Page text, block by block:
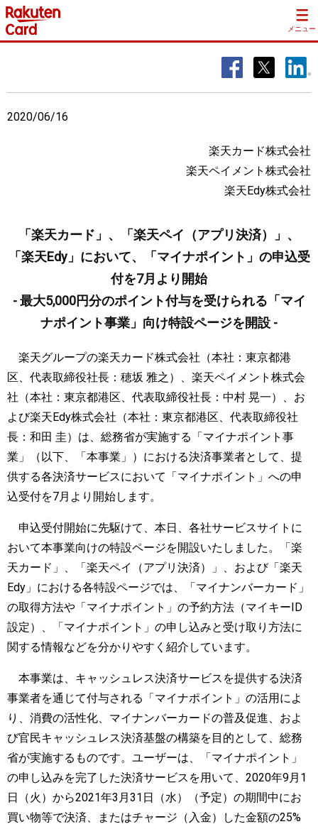
メニュー
2020/06/16
楽天カード株式会社
楽天ペイメント株式会社
楽天Edy株式会社
「楽天カード」、「楽天ペイ（アプリ決済）」、
「楽天Edy」において、「マイナポイント」の申込受
付を7月より開始
- 最大5,000円分のポイント付与を受けられる「マイ
ナポイント事業」向け特設ページを開設 -
楽天グループの楽天カード株式会社（本社：東京都港
区、代表取締役社長：穂坂 雅之）、楽天ペイメント株式会
社（本社：東京都港区、代表取締役社長：中村 晃一）、お
よび楽天Edy株式会社（本社：東京都港区、代表取締役社
長：和田 圭）は、総務省が実施する「マイナポイント事
業」（以下、「本事業」）における決済事業者として、提
供する各決済サービスにおいて「マイナポイント」への申
込受付を7月より開始します。
申込受付開始に先駆けて、本日、各社サービスサイトに
おいて本事業向けの特設ページを開設いたしました。「楽
天カード」、「楽天ペイ（アプリ決済）」、および「楽天
Edy」における各特設ページでは、「マイナンバーカード」
の取得方法や「マイナポイント」の予約方法（マイキーID
設定）、「マイナポイント」の申し込みと受け取り方法に
関する情報などを分かりやすく紹介しています。
本事業は、キャッシュレス決済サービスを提供する決済
事業者を通じて付与される「マイナポイント」の活用によ
り、消費の活性化、マイナンバーカードの普及促進、およ
び官民キャッシュレス決済基盤の構築を目的として、総務
省が実施するものです。ユーザーは、「マイナポイント」
の申し込みを完了した決済サービスを用いて、2020年9月1
日（火）から2021年3月31日（水）（予定）の期間中にお
買い物等で決済、またはチャージ（入金）した金額の25%